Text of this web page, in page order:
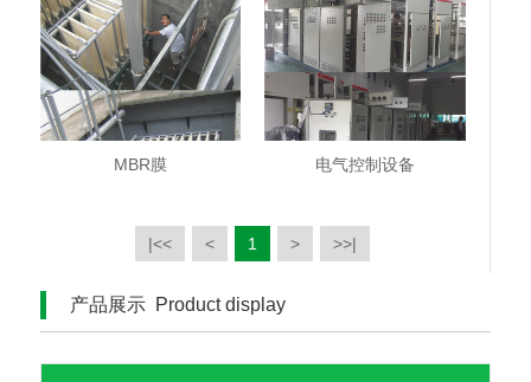
MBR膜 电气控制设备
|<< < 1 > >>|
产品展示 Product display